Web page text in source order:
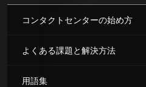
コンタクトセンターの始め方
よくある課題と解決方法
用語集